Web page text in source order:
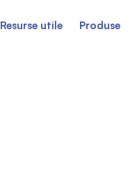
Resurse utile Produse